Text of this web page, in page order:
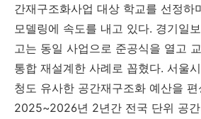
간재구조화사업 대상 학교를 선정하
모델링에 속도를 내고 있다. 경기일
고는 동일 사업으로 준공식을 열고
통합 재설계한 사례로 꼽혔다. 서울
청도 유사한 공간재구조화 예산을
2025~2026년 2년간 전국 단위 공